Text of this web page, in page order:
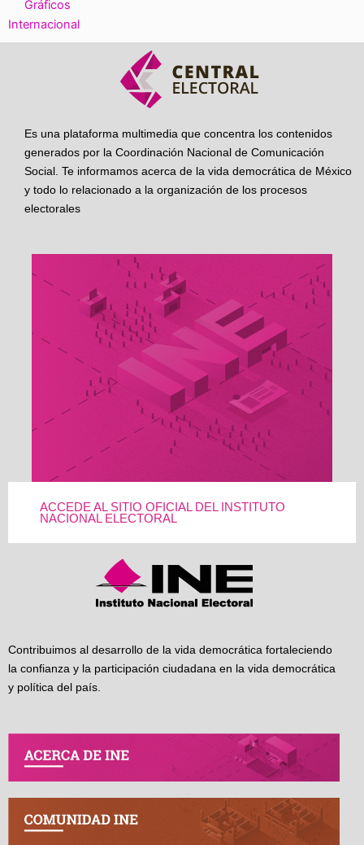
Gráficos
Internacional
Es una plataforma multimedia que concentra los contenidos
generados por la Coordinación Nacional de Comunicación
Social. Te informamos acerca de la vida democrática de México
y todo lo relacionado a la organización de los procesos
electorales
ACCEDE AL SITIO OFICIAL DEL INSTITUTO
NACIONAL ELECTORAL
Contribuimos al desarrollo de la vida democrática fortaleciendo
la confianza y la participación ciudadana en la vida democrática
y política del país.